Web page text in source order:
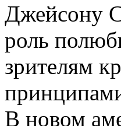
Джейсону
роль
зрителям
В новом